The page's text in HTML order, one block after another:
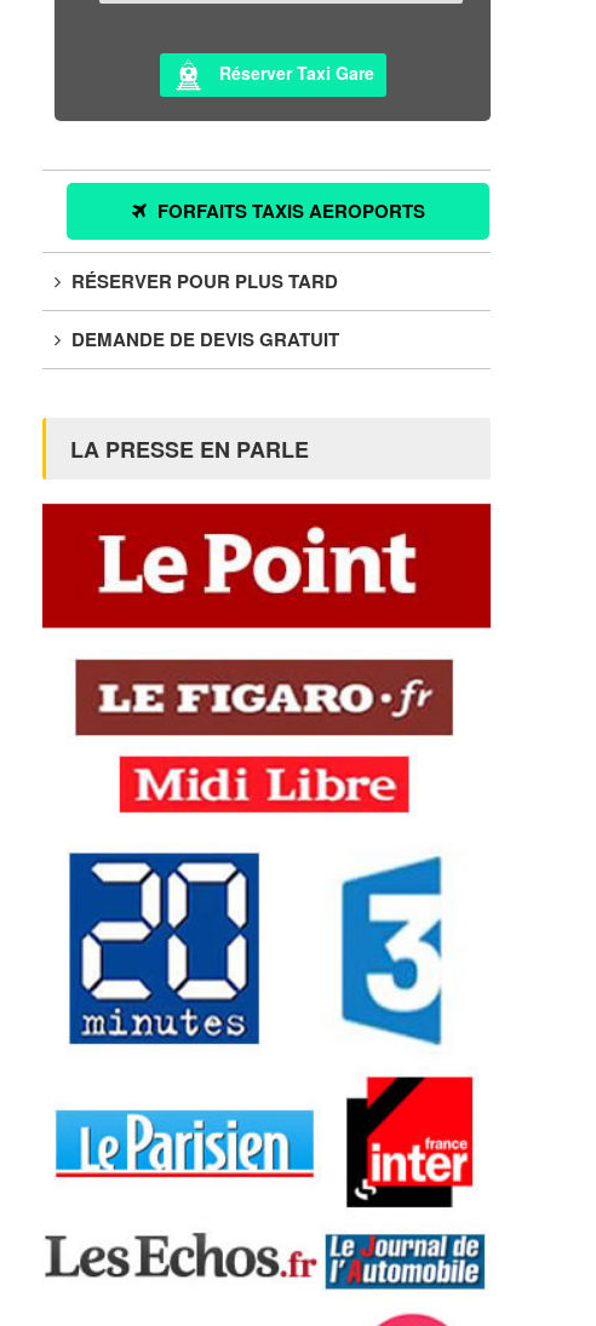
Réserver Taxi Gare
FORFAITS TAXIS AEROPORTS
RÉSERVER POUR PLUS TARD
DEMANDE DE DEVIS GRATUIT
LA PRESSE EN PARLE